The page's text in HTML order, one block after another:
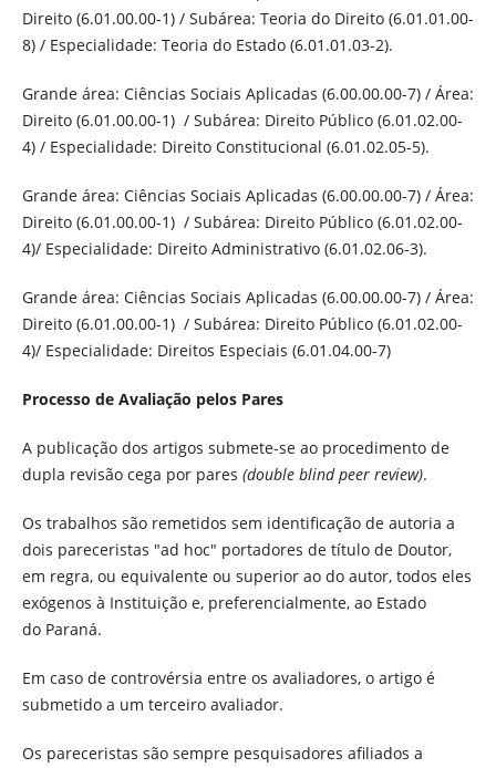
Direito (6.01.00.00-1) / Subárea: Teoria do Direito (6.01.01.00-
8) / Especialidade: Teoria do Estado (6.01.01.03-2).
Grande área: Ciências Sociais Aplicadas (6.00.00.00-7) / Área:
Direito (6.01.00.00-1) / Subárea: Direito Público (6.01.02.00-
4) / Especialidade: Direito Constitucional (6.01.02.05-5).
Grande área: Ciências Sociais Aplicadas (6.00.00.00-7) / Área:
Direito (6.01.00.00-1) / Subárea: Direito Público (6.01.02.00-
4)/ Especialidade: Direito Administrativo (6.01.02.06-3).
Grande área: Ciências Sociais Aplicadas (6.00.00.00-7) / Área:
Direito (6.01.00.00-1) / Subárea: Direito Público (6.01.02.00-
4)/ Especialidade: Direitos Especiais (6.01.04.00-7)
Processo de Avaliação pelos Pares
A publicação dos artigos submete-se ao procedimento de
dupla revisão cega por pares (double blind peer review).
Os trabalhos são remetidos sem identificação de autoria a
dois pareceristas "ad hoc" portadores de título de Doutor,
em regra, ou equivalente ou superior ao do autor, todos eles
exógenos à Instituição e, preferencialmente, ao Estado
do Paraná.
Em caso de controvérsia entre os avaliadores, o artigo é
submetido a um terceiro avaliador.
Os pareceristas são sempre pesquisadores afiliados a